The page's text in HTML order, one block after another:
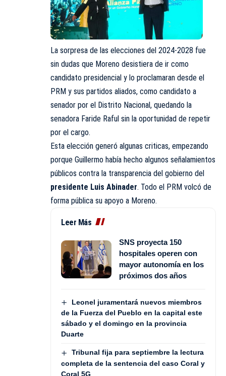
La sorpresa de las elecciones del 2024-2028 fue
sin dudas que Moreno desistiera de ir como
candidato presidencial y lo proclamaran desde el
PRM y sus partidos aliados, como candidato a
senador por el Distrito Nacional, quedando la
senadora Faride Raful sin la oportunidad de repetir
por el cargo.
Esta elección generó algunas criticas, empezando
porque Guillermo había hecho algunos señalamientos
públicos contra la transparencia del gobierno del
presidente Luis Abinader. Todo el PRM volcó de
forma pública su apoyo a Moreno.
Leer Más
SNS proyecta 150
hospitales operen con
mayor autonomía en los
próximos dos años
Leonel juramentará nuevos miembros
de la Fuerza del Pueblo en la capital este
sábado y el domingo en la provincia
Duarte
Tribunal fija para septiembre la lectura
completa de la sentencia del caso Coral y
Coral 5G